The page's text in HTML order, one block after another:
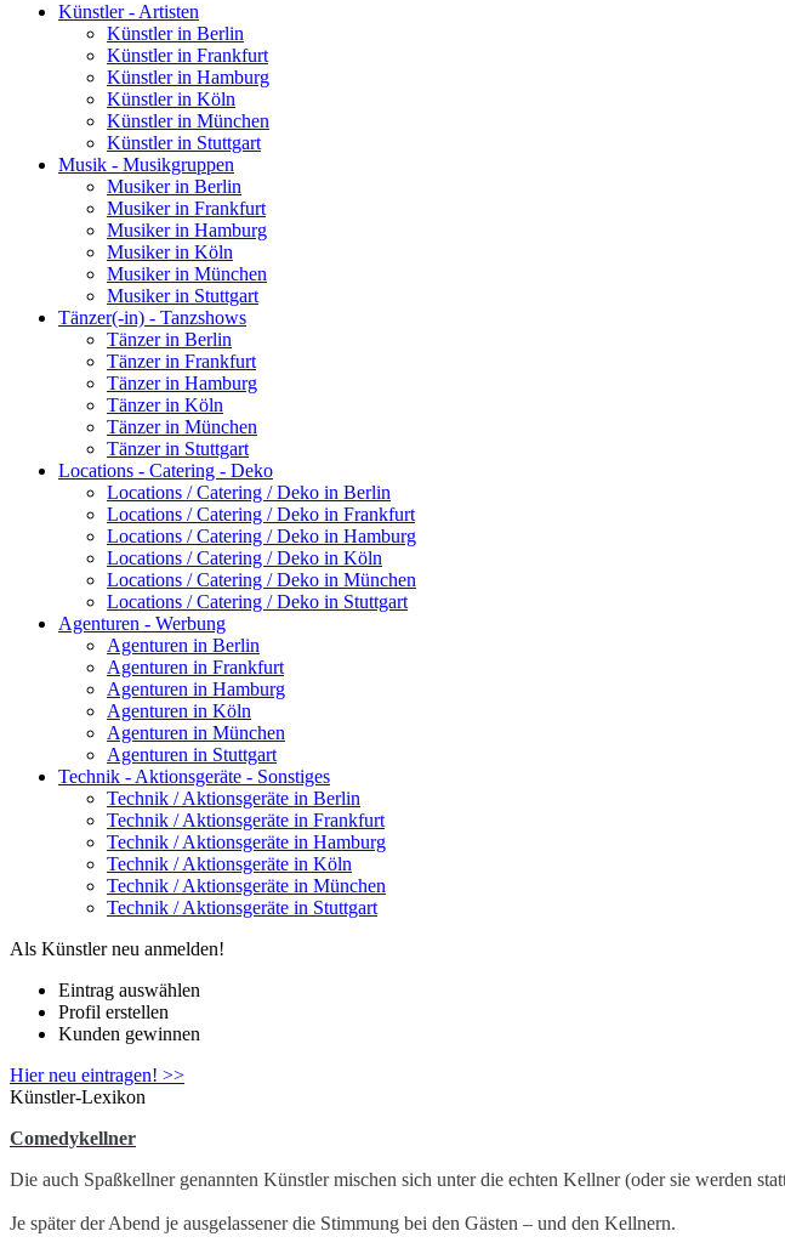
Künstler - Artisten
Künstler in Berlin
Künstler in Frankfurt
Künstler in Hamburg
Künstler in Köln
Künstler in München
Künstler in Stuttgart
Musik - Musikgruppen
Musiker in Berlin
Musiker in Frankfurt
Musiker in Hamburg
Musiker in Köln
Musiker in München
Musiker in Stuttgart
Tänzer(-in) - Tanzshows
Tänzer in Berlin
Tänzer in Frankfurt
Tänzer in Hamburg
Tänzer in Köln
Tänzer in München
Tänzer in Stuttgart
Locations - Catering - Deko
Locations / Catering / Deko in Berlin
Locations / Catering / Deko in Frankfurt
Locations / Catering / Deko in Hamburg
Locations / Catering / Deko in Köln
Locations / Catering / Deko in München
Locations / Catering / Deko in Stuttgart
Agenturen - Werbung
Agenturen in Berlin
Agenturen in Frankfurt
Agenturen in Hamburg
Agenturen in Köln
Agenturen in München
Agenturen in Stuttgart
Technik - Aktionsgeräte - Sonstiges
Technik / Aktionsgeräte in Berlin
Technik / Aktionsgeräte in Frankfurt
Technik / Aktionsgeräte in Hamburg
Technik / Aktionsgeräte in Köln
Technik / Aktionsgeräte in München
Technik / Aktionsgeräte in Stuttgart
Als Künstler neu anmelden!
Eintrag auswählen
Profil erstellen
Kunden gewinnen
Hier neu eintragen! >>
Künstler-Lexikon
Comedykellner
Die auch Spaßkellner genannten Künstler mischen sich unter die echten Kellner (oder sie werden
Je später der Abend je ausgelassener die Stimmung bei den Gästen – und den Kellnern.